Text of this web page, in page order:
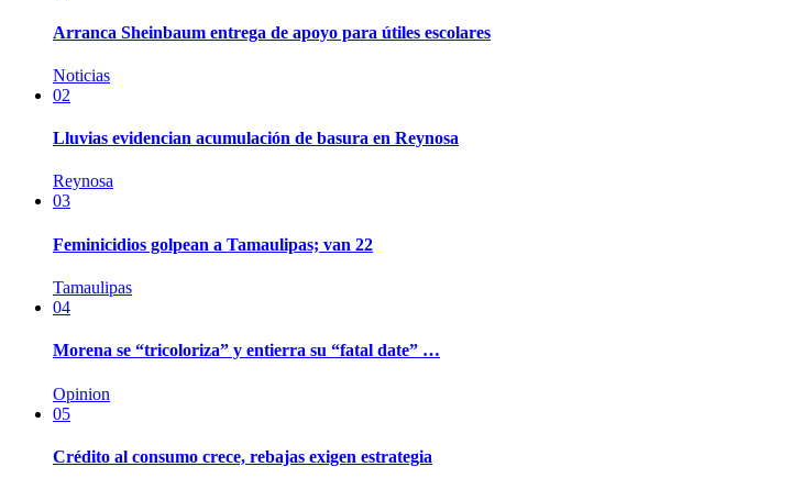
Arranca Sheinbaum entrega de apoyo para útiles escolares
Noticias
02
Lluvias evidencian acumulación de basura en Reynosa
Reynosa
03
Feminicidios golpean a Tamaulipas; van 22
Tamaulipas
04
Morena se “tricoloriza” y entierra su “fatal date” …
Opinion
05
Crédito al consumo crece, rebajas exigen estrategia